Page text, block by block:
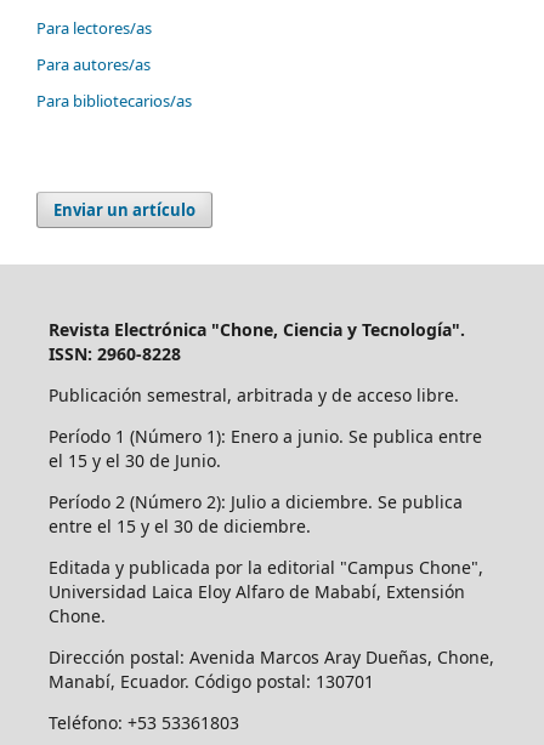
Para lectores/as
Para autores/as
Para bibliotecarios/as
Enviar un artículo
Revista Electrónica "Chone, Ciencia y Tecnología".
ISSN: 2960-8228
Publicación semestral, arbitrada y de acceso libre.
Período 1 (Número 1): Enero a junio. Se publica entre
el 15 y el 30 de Junio.
Período 2 (Número 2): Julio a diciembre. Se publica
entre el 15 y el 30 de diciembre.
Editada y publicada por la editorial "Campus Chone",
Universidad Laica Eloy Alfaro de Mababí, Extensión
Chone.
Dirección postal: Avenida Marcos Aray Dueñas, Chone,
Manabí, Ecuador. Código postal: 130701
Teléfono: +53 53361803